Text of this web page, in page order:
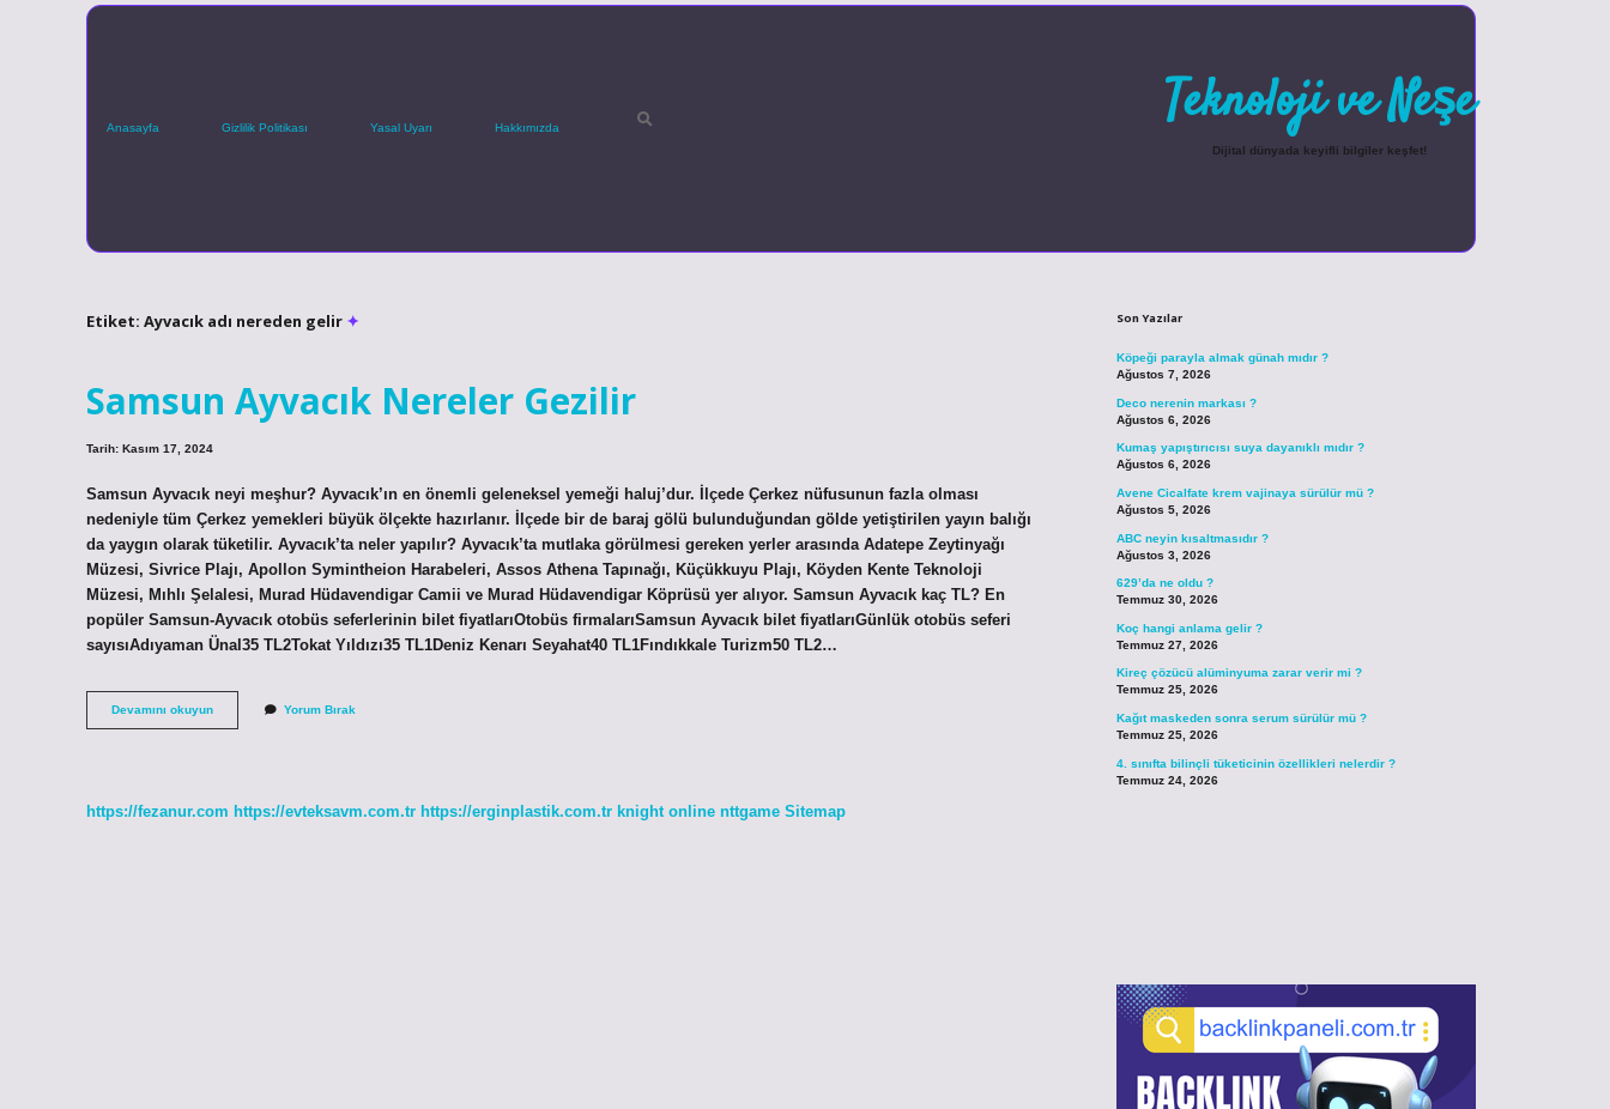
Anasayfa Gizlilik Politikası Yasal Uyarı Hakkımızda Teknoloji ve Neşe
Dijital dünyada keyifli bilgiler keşfet!
Etiket: Ayvacık adı nereden gelir
Samsun Ayvacık Nereler Gezilir
Tarih: Kasım 17, 2024
Samsun Ayvacık neyi meşhur? Ayvacık’ın en önemli geleneksel yemeği haluj’dur. İlçede Çerkez nüfusunun fazla olması
nedeniyle tüm Çerkez yemekleri büyük ölçekte hazırlanır. İlçede bir de baraj gölü bulunduğundan gölde yetiştirilen yayın balığı
da yaygın olarak tüketilir. Ayvacık’ta neler yapılır? Ayvacık’ta mutlaka görülmesi gereken yerler arasında Adatepe Zeytinyağı
Müzesi, Sivrice Plajı, Apollon Symintheion Harabeleri, Assos Athena Tapınağı, Küçükkuyu Plajı, Köyden Kente Teknoloji
Müzesi, Mıhlı Şelalesi, Murad Hüdavendigar Camii ve Murad Hüdavendigar Köprüsü yer alıyor. Samsun Ayvacık kaç TL? En
popüler Samsun-Ayvacık otobüs seferlerinin bilet fiyatlarıOtobüs firmalarıSamsun Ayvacık bilet fiyatlarıGünlük otobüs seferi
sayısıAdıyaman Ünal35 TL2Tokat Yıldızı35 TL1Deniz Kenarı Seyahat40 TL1Fındıkkale Turizm50 TL2…
Devamını okuyunSamsun
Ayvacık
Yorum Bırak
https://fezanur.com https://evteksavm.com.tr https://erginplastik.com.tr knight online nttgame Sitemap
Son Yazılar
Köpeği parayla almak günah mıdır ?
Ağustos 7, 2026
Deco nerenin markası ?
Ağustos 6, 2026
Kumaş yapıştırıcısı suya dayanıklı mıdır ?
Ağustos 6, 2026
Avene Cicalfate krem vajinaya sürülür mü ?
Ağustos 5, 2026
ABC neyin kısaltmasıdır ?
Ağustos 3, 2026
629’da ne oldu ?
Temmuz 30, 2026
Koç hangi anlama gelir ?
Temmuz 27, 2026
Kireç çözücü alüminyuma zarar verir mi ?
Temmuz 25, 2026
Kağıt maskeden sonra serum sürülür mü ?
Temmuz 25, 2026
4. sınıfta bilinçli tüketicinin özellikleri nelerdir ?
Temmuz 24, 2026